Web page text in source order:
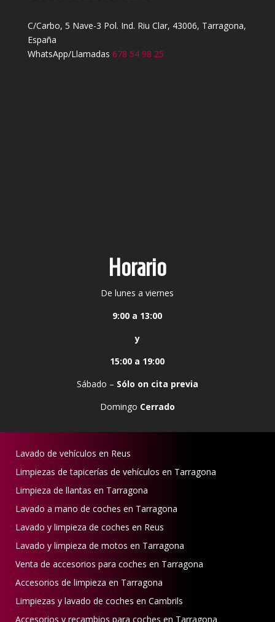
C/Carbo, 5 Nave-3 Pol. Ind. Riu Clar, 43006, Tarragona,
España
WhatsApp/Llamadas 678 54 98 25
Horario
De lunes a viernes
9:00 a 13:00
y
15:00 a 19:00
Sábado – Sólo on cita previa
Domingo Cerrado
Lavado de vehículos en Reus
Limpiezas de tapicerías de vehículos en Tarragona
Limpieza de llantas en Tarragona
Lavado a mano de coches en Tarragona
Lavado y limpieza de coches en Reus
Lavado y limpieza de motos en Tarragona
Venta de accesorios para coches en Tarragona
Accesorios de limpieza en Tarragona
Limpiezas y lavado de coches en Cambrils
Accesorios y recambios para coches en Tarragona